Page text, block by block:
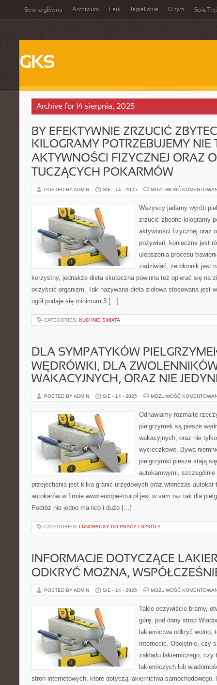
Strona główna Archiwum Faul Jagiellonia O tym Spis
GKS
Archive for 14 sierpnia, 2025
BY EFEKTYWNIE ZRZUCIĆ
KILOGRAMY POTRZEBUJEMY NIE
AKTYWNOŚCI FIZYCZNEJ ORAZ
TUCZĄCYCH POKARMÓW
POSTED BY ADMIN SIE - 14 - 2025 MOŻLIWOŚĆ
Wszyscy jadamy wyrób
zrzucić zbędne kilogramy
aktywności fizycznej oraz
pożywień, konieczne jest
ulepszenia procesu
zadziwiać, że błonnik jest
korzystny, jednakże dieta skuteczna powinna też opierać się na
oczyścić organizm. Tak nazywana dieta ziołowa stosowana jest
ogół podaje się minimum 3 […]
CATEGORIES: KUCHNIE ŚWIATA
DLA SYMPATYKÓW
WĘDRÓWKI, DLA
WAKACYJNYCH, ORAZ NIE
POSTED BY ADMIN SIE - 14 - 2025 MOŻLIWOŚĆ
Odnawiamy rozmaite
pielgrzymek są piesze
wakacyjnych, oraz nie
wycieczkowe. Bywa
pielgrzymki piesze stają
autokarowymi,
przejechania jest kilka granic urzędowych oraz wtenczas autokar
autokarów w firmie www.europe-tour.pl jest w sam raz tak dla
Podróż nie jedno ma lico i dużo […]
CATEGORIES: LUNCHBOXY DO PRACY I SZKOŁY
INFORMACJE DOTYCZĄCE
ODKRYĆ MOŻNA,
POSTED BY ADMIN SIE - 14 - 2025 MOŻLIWOŚĆ
Takie oczywiście bramy,
górę, pod dany strop
lakiernictwa odkryć wolno,
Internecie. Obojętnie, czy
zakładu lakierniczego,
lakierniczych lub
stron internetowych, które dotyczą lakiernictwa